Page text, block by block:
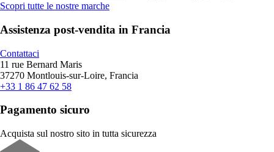
Scopri tutte le nostre marche
Assistenza post-vendita in Francia
Contattaci
11 rue Bernard Maris
37270 Montlouis-sur-Loire, Francia
+33 1 86 47 62 58
Pagamento sicuro
Acquista sul nostro sito in tutta sicurezza